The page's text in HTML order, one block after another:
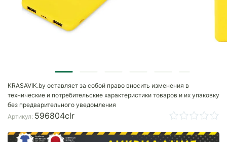
KRASAVIK.by оставляет за собой право вносить изменения в
технические и потребительские характеристики товаров и их упаковку
без предварительного уведомления
Артикул: 596804clr